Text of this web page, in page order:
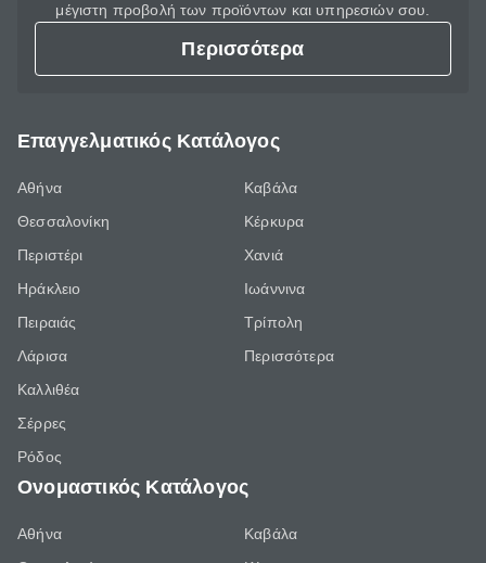
μέγιστη προβολή των προϊόντων και υπηρεσιών σου.
Περισσότερα
Επαγγελματικός Κατάλογος
Αθήνα
Θεσσαλονίκη
Περιστέρι
Ηράκλειο
Πειραιάς
Λάρισα
Καλλιθέα
Σέρρες
Ρόδος
Καβάλα
Κέρκυρα
Χανιά
Ιωάννινα
Τρίπολη
Περισσότερα
Ονομαστικός Κατάλογος
Αθήνα
Καβάλα